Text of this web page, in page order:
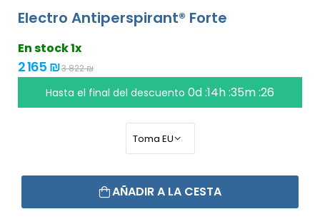
Electro Antiperspirant® Forte
En stock 1x
2 165 ₪3 822 ₪
Hasta el final del descuento 0d :14h :35m :26
AÑADIR A LA CESTA